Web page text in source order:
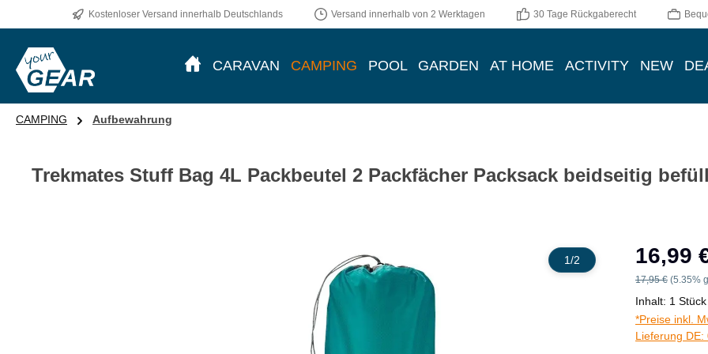
Kostenloser Versand innerhalb Deutschlands Versand innerhalb von 2 Werktagen 30 Tage Rückgaberecht
CARAVAN CAMPING POOL GARDEN AT HOME ACTIVITY NEW
CAMPING Aufbewahrung
Trekmates Stuff Bag 4L Packbeutel 2 Packfächer Packsack beidseitig
1/2
Verkaufspreis:
16,99
Regulärer Preis:
17,95 € (5.35%
Inhalt: 1 Stück
*Preise inkl.
Lieferung DE: